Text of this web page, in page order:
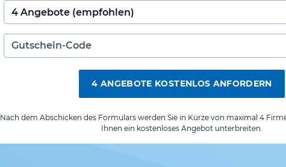
4 ANGEBOTE KOSTENLOS ANFORDERN
Nach dem Abschicken des Formulars werden Sie in Kürze von maximal 4
Ihnen ein kostenloses Angebot unterbreiten.